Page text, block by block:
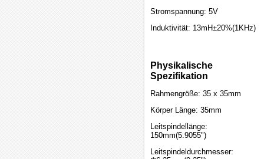
Stromspannung: 5V
Induktivität: 13mH±20%(1KHz)
Physikalische
Spezifikation
Rahmengröße: 35 x 35mm
Körper Länge: 35mm
Leitspindellänge:
150mm(5.9055")
Leitspindeldurchmesser: